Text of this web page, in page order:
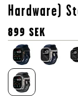
Hardware)
899 SEK